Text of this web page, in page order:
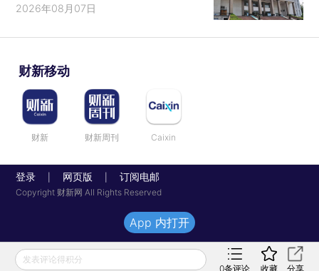
2026年08月07日
财新移动
财新 财新周刊 Caixin
登录 网页版 订阅电邮
Copyright 财新网 All Rights Reserved
发表评论得积分
0条评论 收藏 分享
App 内打开